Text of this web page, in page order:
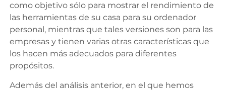
como objetivo sólo para mostrar el rendimiento de
las herramientas de su casa para su ordenador
personal, mientras que tales versiones son para las
empresas y tienen varias otras características que
los hacen más adecuados para diferentes
propósitos.
Además del análisis anterior, en el que hemos